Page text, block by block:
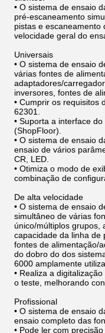
• O sistema de ensaio
pré-escaneamento
pistas e escaneamento
velocidade geral do
Universais
• O sistema de ensaio
várias fontes de
adaptadores/
inversores, fontes de
• Cumprir os requisitos
62301.
• Suporta a interface
(ShopFloor).
• O sistema de ensaio
ensaio de vários
CR, LED.
• Otimiza o modo de
combinação de
De alta velocidade
• O sistema de ensaio
simultâneo de várias
único/múltiplos grupos,
capacidade da linha de
fontes de alimentação/
do dobro do dos
6000 amplamente
• Realiza a
o teste, melhorando
Profissional
• O sistema de ensaio
ensaio completo das
• Pode ler com